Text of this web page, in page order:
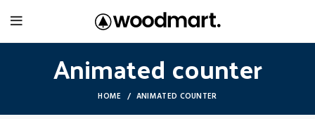
Animated counter
HOME ANIMATED COUNTER